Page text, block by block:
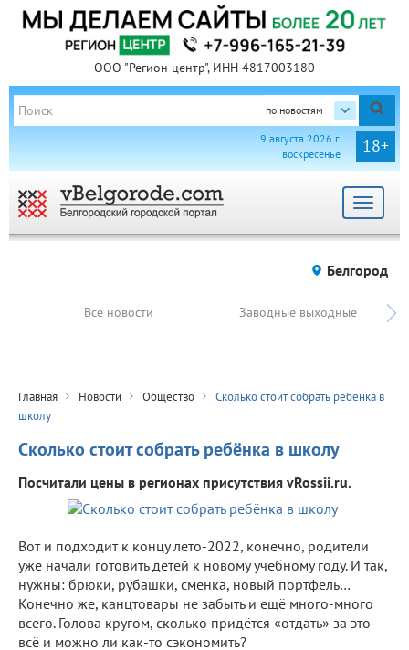
ООО "Регион центр", ИНН 4817003180
по новостям
18+
9 августа 2026 г.
воскресенье
Toggle
Белгород
Все новости Заводные выходные
Главная Новости Общество
Сколько стоит собрать ребёнка в
школу
Сколько стоит собрать ребёнка в школу
Посчитали цены в регионах присутствия vRossii.ru.
Вот и подходит к концу лето-2022, конечно, родители
уже начали готовить детей к новому учебному году. И так,
нужны: брюки, рубашки, сменка, новый портфель…
Конечно же, канцтовары не забыть и ещё много-много
всего. Голова кругом, сколько придётся «отдать» за это
всё и можно ли как-то сэкономить?